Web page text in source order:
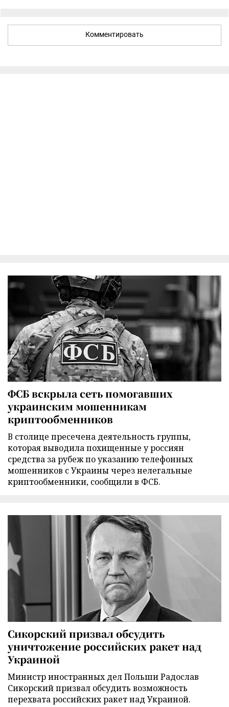
Комментировать
ФСБ вскрыла сеть помогавших
украинским мошенникам
криптообменников
В столице пресечена деятельность группы,
которая выводила похищенные у россиян
средства за рубеж по указанию телефонных
мошенников с Украины через нелегальные
криптообменники, сообщили в ФСБ.
Сикорский призвал обсудить
уничтожение российских ракет над
Украиной
Министр иностранных дел Польши Радослав
Сикорский призвал обсудить возможность
перехвата российских ракет над Украиной.